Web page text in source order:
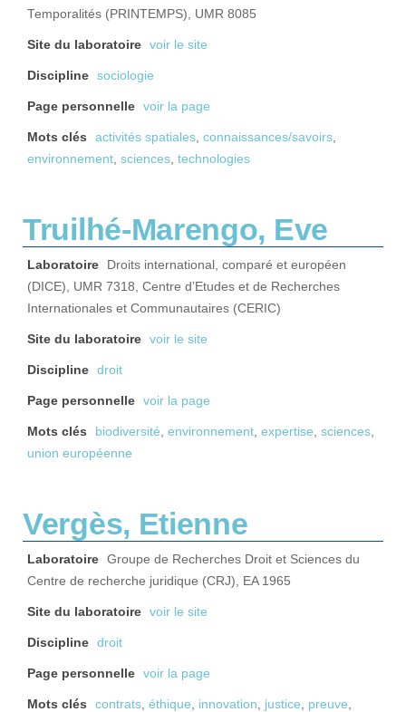
Temporalités (PRINTEMPS), UMR 8085
Site du laboratoire voir le site
Discipline sociologie
Page personnelle voir la page
Mots clés activités spatiales, connaissances/savoirs,
environnement, sciences, technologies
Truilhé-Marengo, Eve
Laboratoire
Droits international, comparé et européen
(DICE), UMR 7318, Centre d’Etudes et de Recherches
Internationales et Communautaires (CERIC)
Site du laboratoire voir le site
Discipline droit
Page personnelle voir la page
Mots clés biodiversité, environnement, expertise, sciences,
union européenne
Vergès, Etienne
Laboratoire Groupe de Recherches Droit et Sciences du
Centre de recherche juridique (CRJ), EA 1965
Site du laboratoire voir le site
Discipline droit
Page personnelle voir la page
Mots clés contrats, éthique, innovation, justice, preuve,